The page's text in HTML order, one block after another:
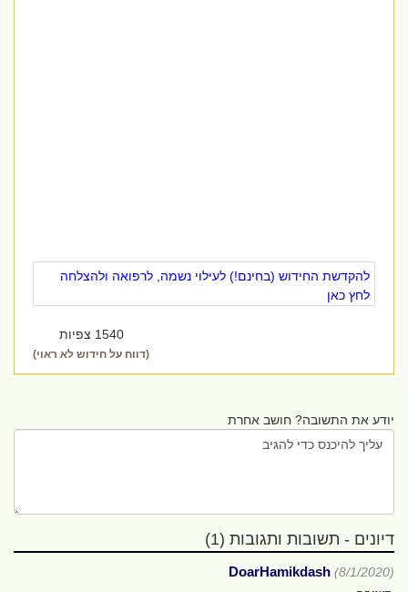
להקדשת החידוש (בחינם!) לעילוי נשמה, לרפואה ולהצלחה
לחץ כאן
1540 צפיות
(דווח על חידוש לא ראוי)
יודע את התשובה? חושב אחרת
דיונים - תשובות ותגובות (1)
DoarHamikdash (8/1/2020)